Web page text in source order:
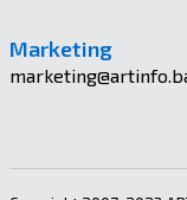
Marketing